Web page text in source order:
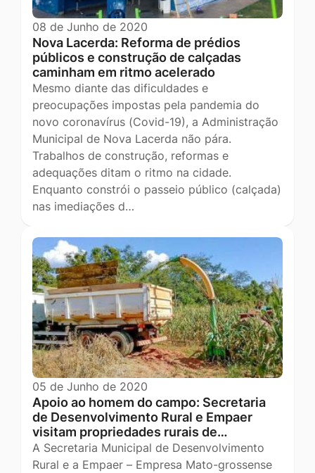
08 de Junho de 2020
Nova Lacerda: Reforma de prédios
públicos e construção de calçadas
caminham em ritmo acelerado
Mesmo diante das dificuldades e
preocupações impostas pela pandemia do
novo coronavírus (Covid-19), a Administração
Municipal de Nova Lacerda não pára.
Trabalhos de construção, reformas e
adequações ditam o ritmo na cidade.
Enquanto constrói o passeio público (calçada)
nas imediações d…
05 de Junho de 2020
Apoio ao homem do campo: Secretaria
de Desenvolvimento Rural e Empaer
visitam propriedades rurais de…
A Secretaria Municipal de Desenvolvimento
Rural e a Empaer – Empresa Mato-grossense